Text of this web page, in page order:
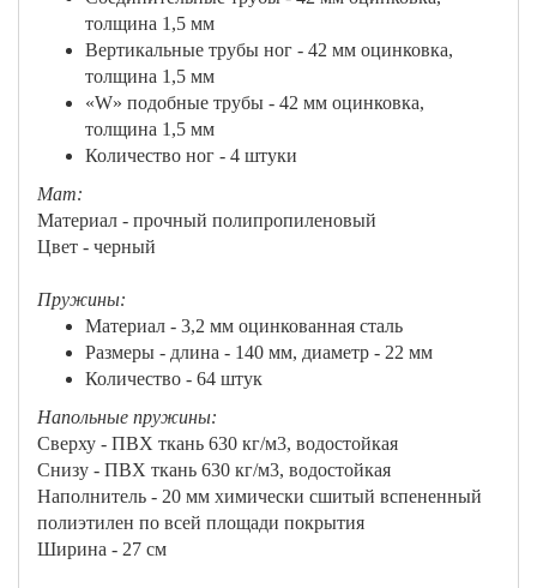
толщина 1,5 мм
Вертикальные трубы ног - 42 мм оцинковка,
толщина 1,5 мм
«W» подобные трубы - 42 мм оцинковка,
толщина 1,5 мм
Количество ног - 4 штуки
Мат:
Материал - прочный полипропиленовый
Цвет - черный
Пружины:
Материал - 3,2 мм оцинкованная сталь
Размеры - длина - 140 мм, диаметр - 22 мм
Количество - 64 штук
Напольные пружины:
Сверху - ПВХ ткань 630 кг/м3, водостойкая
Снизу - ПВХ ткань 630 кг/м3, водостойкая
Наполнитель - 20 мм химически сшитый вспененный
полиэтилен по всей площади покрытия
Ширина - 27 см